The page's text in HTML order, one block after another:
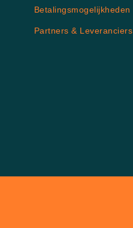
Betalingsmogelijkheden
Partners & Leveranciers